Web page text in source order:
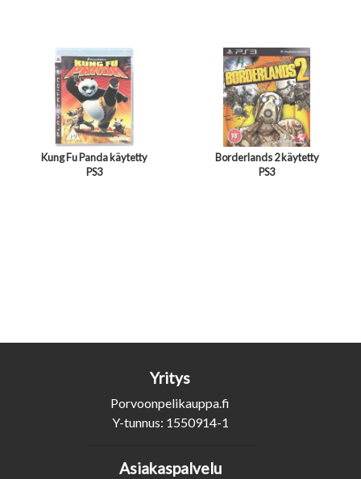
Kung Fu Panda käytetty
PS3
Borderlands 2 käytetty
PS3
Yritys
Porvoonpelikauppa.fi
Y-tunnus: 1550914-1
Asiakaspalvelu